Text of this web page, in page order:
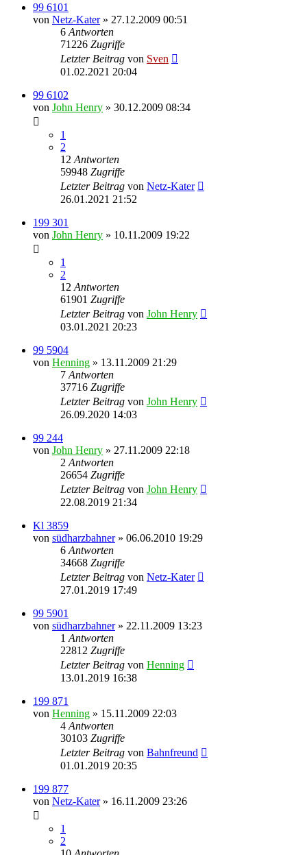
99 6101
von Netz-Kater» 27.12.2009 00:51
6 Antworten
71226 Zugriffe
Letzter Beitrag von Sven
01.02.2021 20:04
99 6102
von John Henry » 30.12.2009 08:34
1
2
12 Antworten
59948 Zugriffe
Letzter Beitrag von Netz-Kater
26.01.2021 21:52
199 301
von John Henry » 10.11.2009 19:22
1
2
12 Antworten
61901 Zugriffe
Letzter Beitrag von John Henry
03.01.2021 20:23
99 5904
von Henning » 13.11.2009 21:29
7 Antworten
37716 Zugriffe
Letzter Beitrag von John Henry
26.09.2020 14:03
99 244
von John Henry » 27.11.2009 22:18
2 Antworten
26654 Zugriffe
Letzter Beitrag von John Henry
22.08.2019 21:34
Kl 3859
von südharzbahner» 06.06.2010 19:29
6 Antworten
34668 Zugriffe
Letzter Beitrag von Netz-Kater
27.01.2019 17:49
99 5901
von südharzbahner» 22.11.2009 13:23
1 Antworten
22812 Zugriffe
Letzter Beitrag von Henning
13.01.2019 16:38
199 871
von Henning » 15.11.2009 22:03
4 Antworten
30103 Zugriffe
Letzter Beitrag von Bahnfreund
01.01.2019 20:35
199 877
von Netz-Kater» 16.11.2009 23:26
1
2